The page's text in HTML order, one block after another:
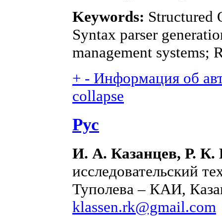
Keywords: Structured
Syntax parser
management systems;
+ - Информация об
collapse
Рус
И. А. Казанцев, Р. К.
исследовательский
Туполева – КАИ,
klassen.rk@gmail.com